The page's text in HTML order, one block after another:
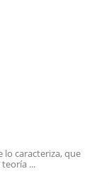
lo caracteriza, que
...